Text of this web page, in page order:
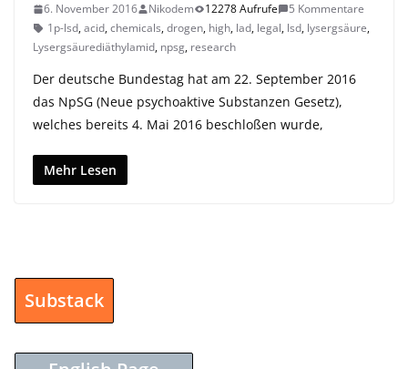
6. November 2016 Nikodem 12278 Aufrufe
5 Kommentare
1p-lsd,acid,chemicals,drogen, high, lad, legal, lsd, lysergsäure,
Lysergsäurediäthylamid, npsg, research
Der deutsche Bundestag hat am 22. September 2016
das NpSG (Neue psychoaktive Substanzen Gesetz),
welches bereits 4. Mai 2016 beschloßen wurde,
Mehr Lesen
Substack